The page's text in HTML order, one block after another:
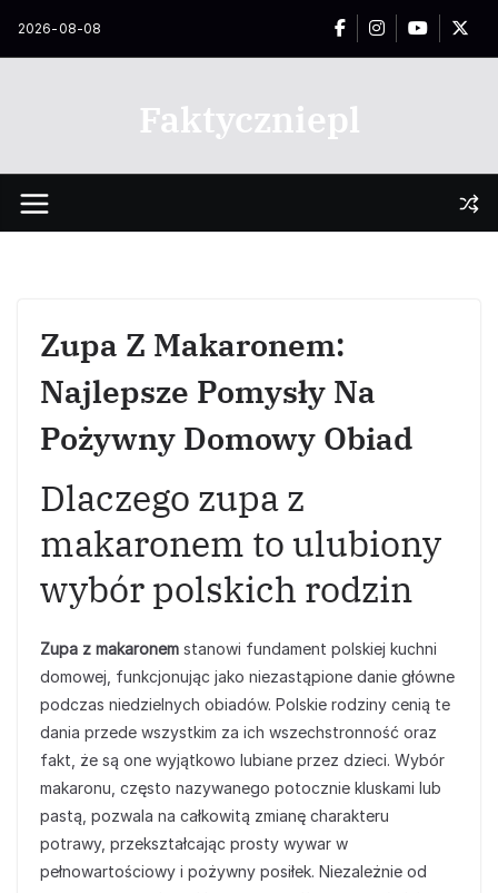
2026-08-08
Faktyczniepl
Zupa Z Makaronem:
Najlepsze Pomysły Na
Pożywny Domowy Obiad
Dlaczego zupa z
makaronem to ulubiony
wybór polskich rodzin
Zupa z makaronem stanowi fundament polskiej kuchni
domowej, funkcjonując jako niezastąpione danie główne
podczas niedzielnych obiadów. Polskie rodziny cenią te
dania przede wszystkim za ich wszechstronność oraz
fakt, że są one wyjątkowo lubiane przez dzieci. Wybór
makaronu, często nazywanego potocznie kluskami lub
pastą, pozwala na całkowitą zmianę charakteru
potrawy, przekształcając prosty wywar w
pełnowartościowy i pożywny posiłek. Niezależnie od